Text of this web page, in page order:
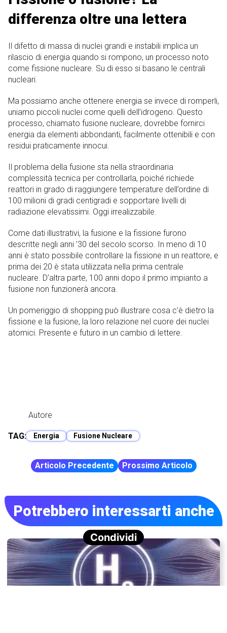
differenza oltre una lettera
Il difetto di massa di nuclei grandi e instabili implica un
rilascio di energia quando si rompono, un processo noto
come fissione nucleare. Su di esso si basano le centrali
nucleari.
Ma possiamo anche ottenere energia se invece di romperli,
uniamo piccoli nuclei come quelli dell’idrogeno. Questo
processo, chiamato fusione nucleare, dovrebbe fornirci
energia da elementi abbondanti, facilmente ottenibili e con
residui praticamente innocui.
Il problema della fusione sta nella straordinaria
complessità tecnica per controllarla, poiché richiede
reattori in grado di raggiungere temperature dell’ordine di
100 milioni di gradi centigradi e sopportare livelli di
radiazione elevatissimi. Oggi irrealizzabile.
Come dati illustrativi, la fusione e la fissione furono
descritte negli anni ’30 del secolo scorso. In meno di 10
anni è stato possibile controllare la fissione in un reattore, e
prima dei 20 è stata utilizzata nella prima centrale
nucleare. D’altra parte, 100 anni dopo il primo impianto a
fusione non funzionerà ancora.
Un pomeriggio di shopping può illustrare cosa c’è dietro la
fissione e la fusione, la loro relazione nel cuore dei nuclei
atomici. Presente e futuro in un cambio di lettere.
Autore
TAG: Energia Fusione Nucleare
Articolo Precedente Prossimo Articolo
Potrebbero interessarti anche
Condividi